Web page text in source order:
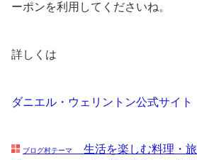
ーポンを利用してくださいね。
詳しくは
ダニエル・ウェリントン公式サイト
ブログ村テーマ 生活を楽しむ料理・